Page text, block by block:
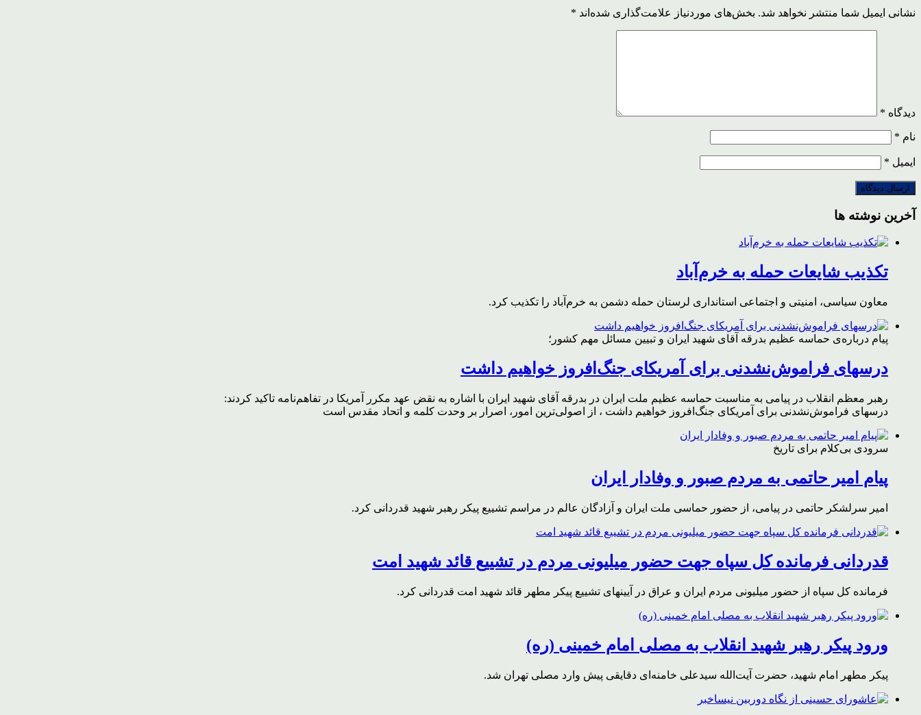
نشانی ایمیل شما منتشر نخواهد شد. بخش‌های موردنیاز علامت‌گذاری شده‌اند *
دیدگاه *
نام *
ایمیل *
آخرین نوشته ها
تکذیب شایعات حمله به خرم‌آباد
معاون سیاسی، امنیتی و اجتماعی استانداری لرستان حمله دشمن به خرم‌آباد را تکذیب کرد.
پیام درباره‌ی حماسه عظیم بدرقه آقای شهید ایران و تبیین مسائل مهم کشور؛
درسهای فراموش‌نشدنی برای آمریکای جنگ‌افروز خواهیم داشت
رهبر معظم انقلاب در پیامی به مناسبت حماسه عظیم ملت ایران در بدرقه آقای شهید ایران با اشاره به نقض عهد مکرر آمریکا در تفاهم‌نامه تاکید کردند:
درسهای فراموش‌نشدنی برای آمریکای جنگ‌افروز خواهیم داشت ، از اصولی‌ترین امور، اصرار بر وحدت کلمه و اتحاد مقدس است
سرودی بی‌کلام برای تاریخ
پیام امیر حاتمی به مردم صبور و وفادار ایران
امیر سرلشکر حاتمی در پیامی، از حضور حماسی ملت ایران و آزادگان عالم در مراسم تشییع پیکر رهبر شهید قدردانی کرد.
قدردانی فرمانده کل سپاه جهت حضور میلیونی مردم در تشییع قائد شهید امت
فرمانده کل سپاه از حضور میلیونی مردم ایران و عراق در آیینهای تشییع پیکر مطهر قائد شهید امت قدردانی کرد.
ورود پیکر رهبر شهید انقلاب به مصلی امام خمینی (ره)
پیکر مطهر امام شهید،‌ حضرت آیت‌الله سیدعلی خامنه‌ای دقایقی پیش وارد مصلی تهران شد.